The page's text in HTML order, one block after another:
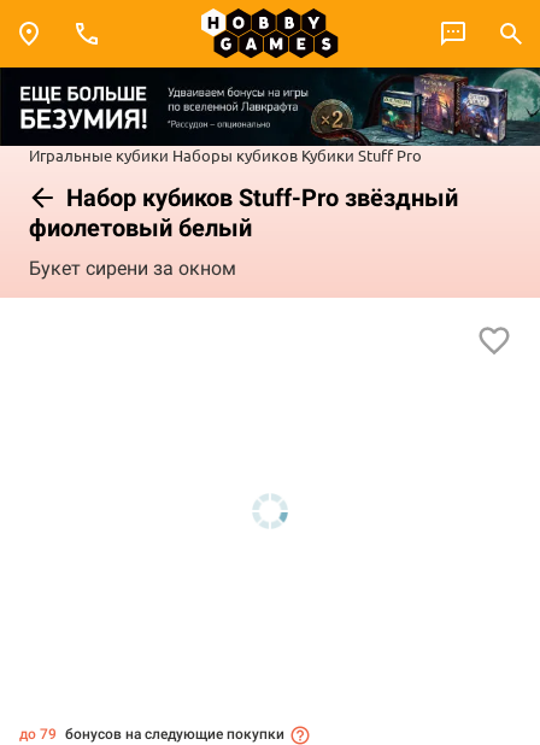
Игральные кубики Наборы кубиков Кубики Stuff Pro
Набор кубиков Stuff-Pro звёздный
фиолетовый белый
Букет сирени за окном
до 79 бонусов на следующие покупки